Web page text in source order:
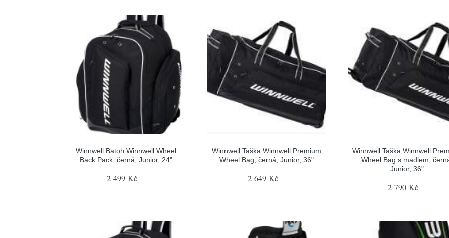
Winnwell Batoh Winnwell Wheel
Back Pack, černá, Junior, 24"
2 499 Kč
Winnwell Taška Winnwell Premium
Wheel Bag, černá, Junior, 36"
2 649 Kč
Winnwell Taška Winnwell
Wheel Bag s madlem,
Junior, 36"
2 790 Kč